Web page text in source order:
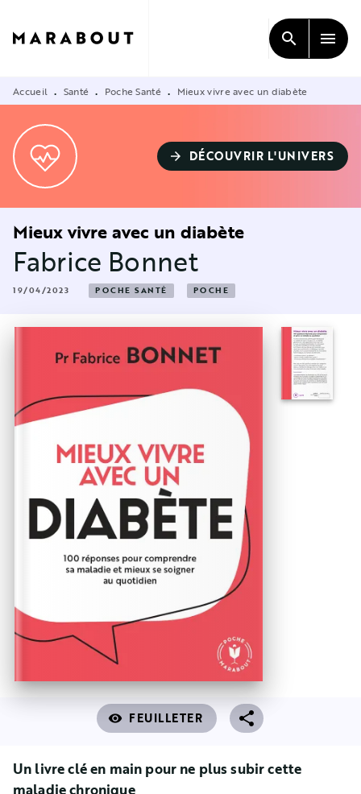
CONTENU
search menu
Accueil • Santé • Poche Santé • Mieux vivre avec un diabète
arrow_forward DÉCOUVRIR L'UNIVERS
Mieux vivre avec un diabète
Fabrice Bonnet
19/04/2023 POCHE SANTÉ POCHE
visibility FEUILLETER
Un livre cléen main pour ne plus subir cette
maladie chronique